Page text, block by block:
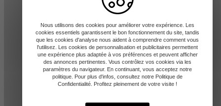
contact@amd-31.fr
Nous utilisons des cookies pour améliorer votre expérience. Les
cookies essentiels garantissent le bon fonctionnement du site, tandis
que les cookies d'analyse nous aident à comprendre comment vous
l'utilisez. Les cookies de personnalisation et publicitaires permettent
une expérience plus adaptée à vos préférences et peuvent afficher
des annonces pertinentes. Vous contrôlez vos cookies via les
paramètres du navigateur. En continuant, vous acceptez notre
politique. Pour plus d'infos, consultez notre Politique de
Confidentialité. Profitez pleinement de votre visite !